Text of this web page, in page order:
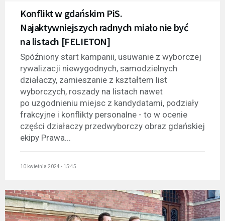
Konflikt w gdańskim PiS.
Najaktywniejszych radnych miało nie być
na listach [FELIETON]
Spóźniony start kampanii, usuwanie z wyborczej
rywalizacji niewygodnych, samodzielnych
działaczy, zamieszanie z kształtem list
wyborczych, roszady na listach nawet
po uzgodnieniu miejsc z kandydatami, podziały
frakcyjne i konflikty personalne - to w ocenie
części działaczy przedwyborczy obraz gdańskiej
ekipy Prawa...
10 kwietnia 2024 - 15:45